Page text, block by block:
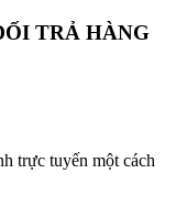
TRẢ HÀNG
trực tuyến một cách